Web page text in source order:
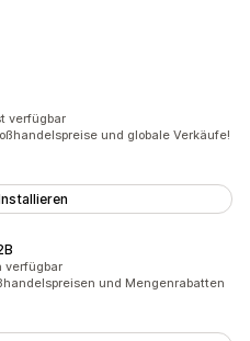
verfügbar
und globale Verkäufe!
verfügbar
und Mengenrabatten